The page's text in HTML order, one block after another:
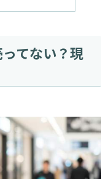
てない？現